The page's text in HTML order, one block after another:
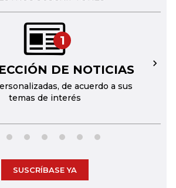
1
DE NOTICIAS
de acuerdo a sus
temas de interés
→
SUSCRÍBASE YA